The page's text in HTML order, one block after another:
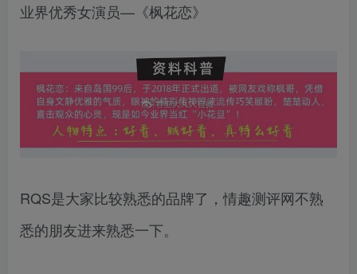
业界优秀女演员—《枫花恋》
RQS是大家比较熟悉的品牌了，情趣测评网不熟
悉的朋友进来熟悉一下。